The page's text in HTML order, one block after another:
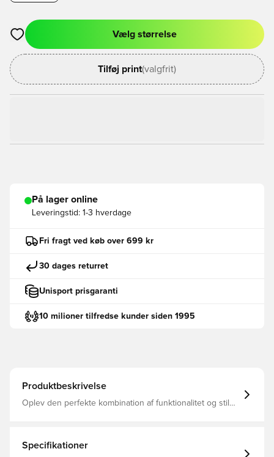
Åbner en Modal til at logge ind eller tilmelde dig som medlem
Vælg størrelse
Tilføj print(valgfrit)
På lager online
Leveringstid: 1-3 hverdage
Fri fragt ved køb over 699 kr
30 dages returret
Unisport prisgaranti
10 milioner tilfredse kunder siden 1995
Produktbeskrivelse
Oplev den perfekte kombination af funktionalitet og stil
banen eller hepper fra tribunen. Normal pasform
Fremstillet af 100% polyester.
Specifikationer